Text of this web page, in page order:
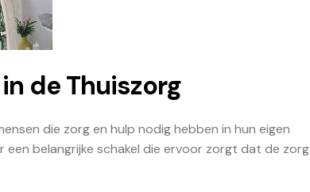
de Thuiszorg
die zorg en hulp nodig hebben in hun eigen
belangrijke schakel die ervoor zorgt dat de zorg